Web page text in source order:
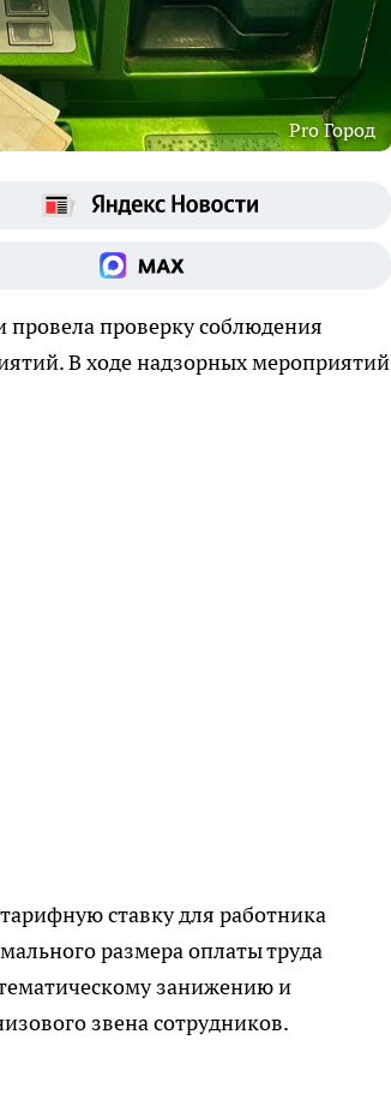
Pro Город
проверку соблюдения
В ходе надзорных мероприятий
ставку для работника
размера оплаты труда
занижению и
звена сотрудников.